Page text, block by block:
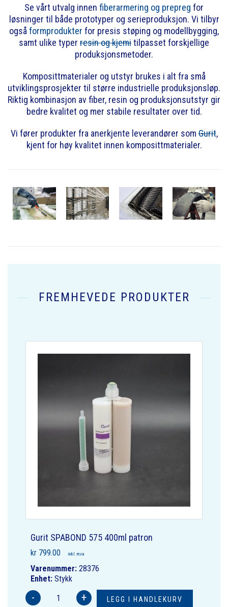
Se vårt utvalg innen fiberarmering og prepreg for
løsninger til både prototyper og serieproduksjon. Vi tilbyr
ogsåformprodukter for presis støping og modellbygging,
samt ulike typer resin og kjemitilpasset forskjellige
produksjonsmetoder.
Komposittmaterialer og utstyr brukes i alt fra små
utviklingsprosjekter til større industrielle produksjonsløp.
Riktig kombinasjon av fiber, resin og produksjonsutstyr gir
bedre kvalitet og mer stabile resultater over tid.
Vi fører produkter fra anerkjente leverandører somGurit,
kjent for høy kvalitet innen komposittmaterialer.
FREMHEVEDE PRODUKTER
Gurit SPABOND 575 400ml patron
kr 799.00 inkl. mva
Varenummer: 28376
Enhet: Stykk
- + LEGG I HANDLEKURV